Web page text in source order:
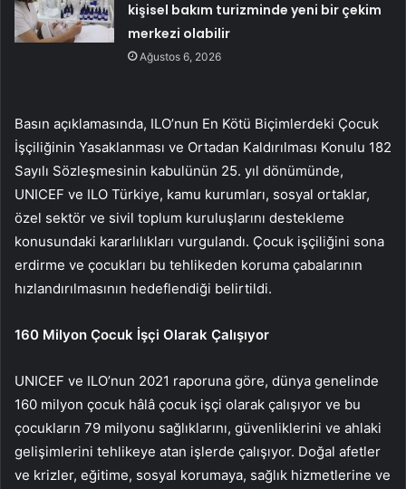
kişisel bakım turizminde yeni bir çekim
merkezi olabilir
Ağustos 6, 2026
Basın açıklamasında, ILO’nun En Kötü Biçimlerdeki Çocuk
İşçiliğinin Yasaklanması ve Ortadan Kaldırılması Konulu 182
Sayılı Sözleşmesinin kabulünün 25. yıl dönümünde,
UNICEF ve ILO Türkiye, kamu kurumları, sosyal ortaklar,
özel sektör ve sivil toplum kuruluşlarını destekleme
konusundaki kararlılıkları vurgulandı. Çocuk işçiliğini sona
erdirme ve çocukları bu tehlikeden koruma çabalarının
hızlandırılmasının hedeflendiği belirtildi.
160 Milyon Çocuk İşçi Olarak Çalışıyor
UNICEF ve ILO’nun 2021 raporuna göre, dünya genelinde
160 milyon çocuk hâlâ çocuk işçi olarak çalışıyor ve bu
çocukların 79 milyonu sağlıklarını, güvenliklerini ve ahlaki
gelişimlerini tehlikeye atan işlerde çalışıyor. Doğal afetler
ve krizler, eğitime, sosyal korumaya, sağlık hizmetlerine ve